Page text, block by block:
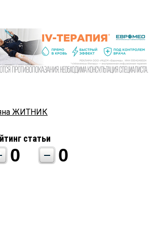
ЖИТНИК
статьи
0 0